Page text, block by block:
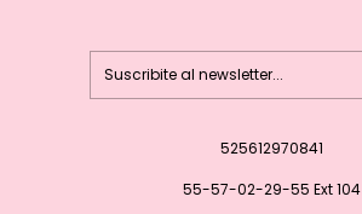
525612970841
55-57-02-29-55 Ext 104